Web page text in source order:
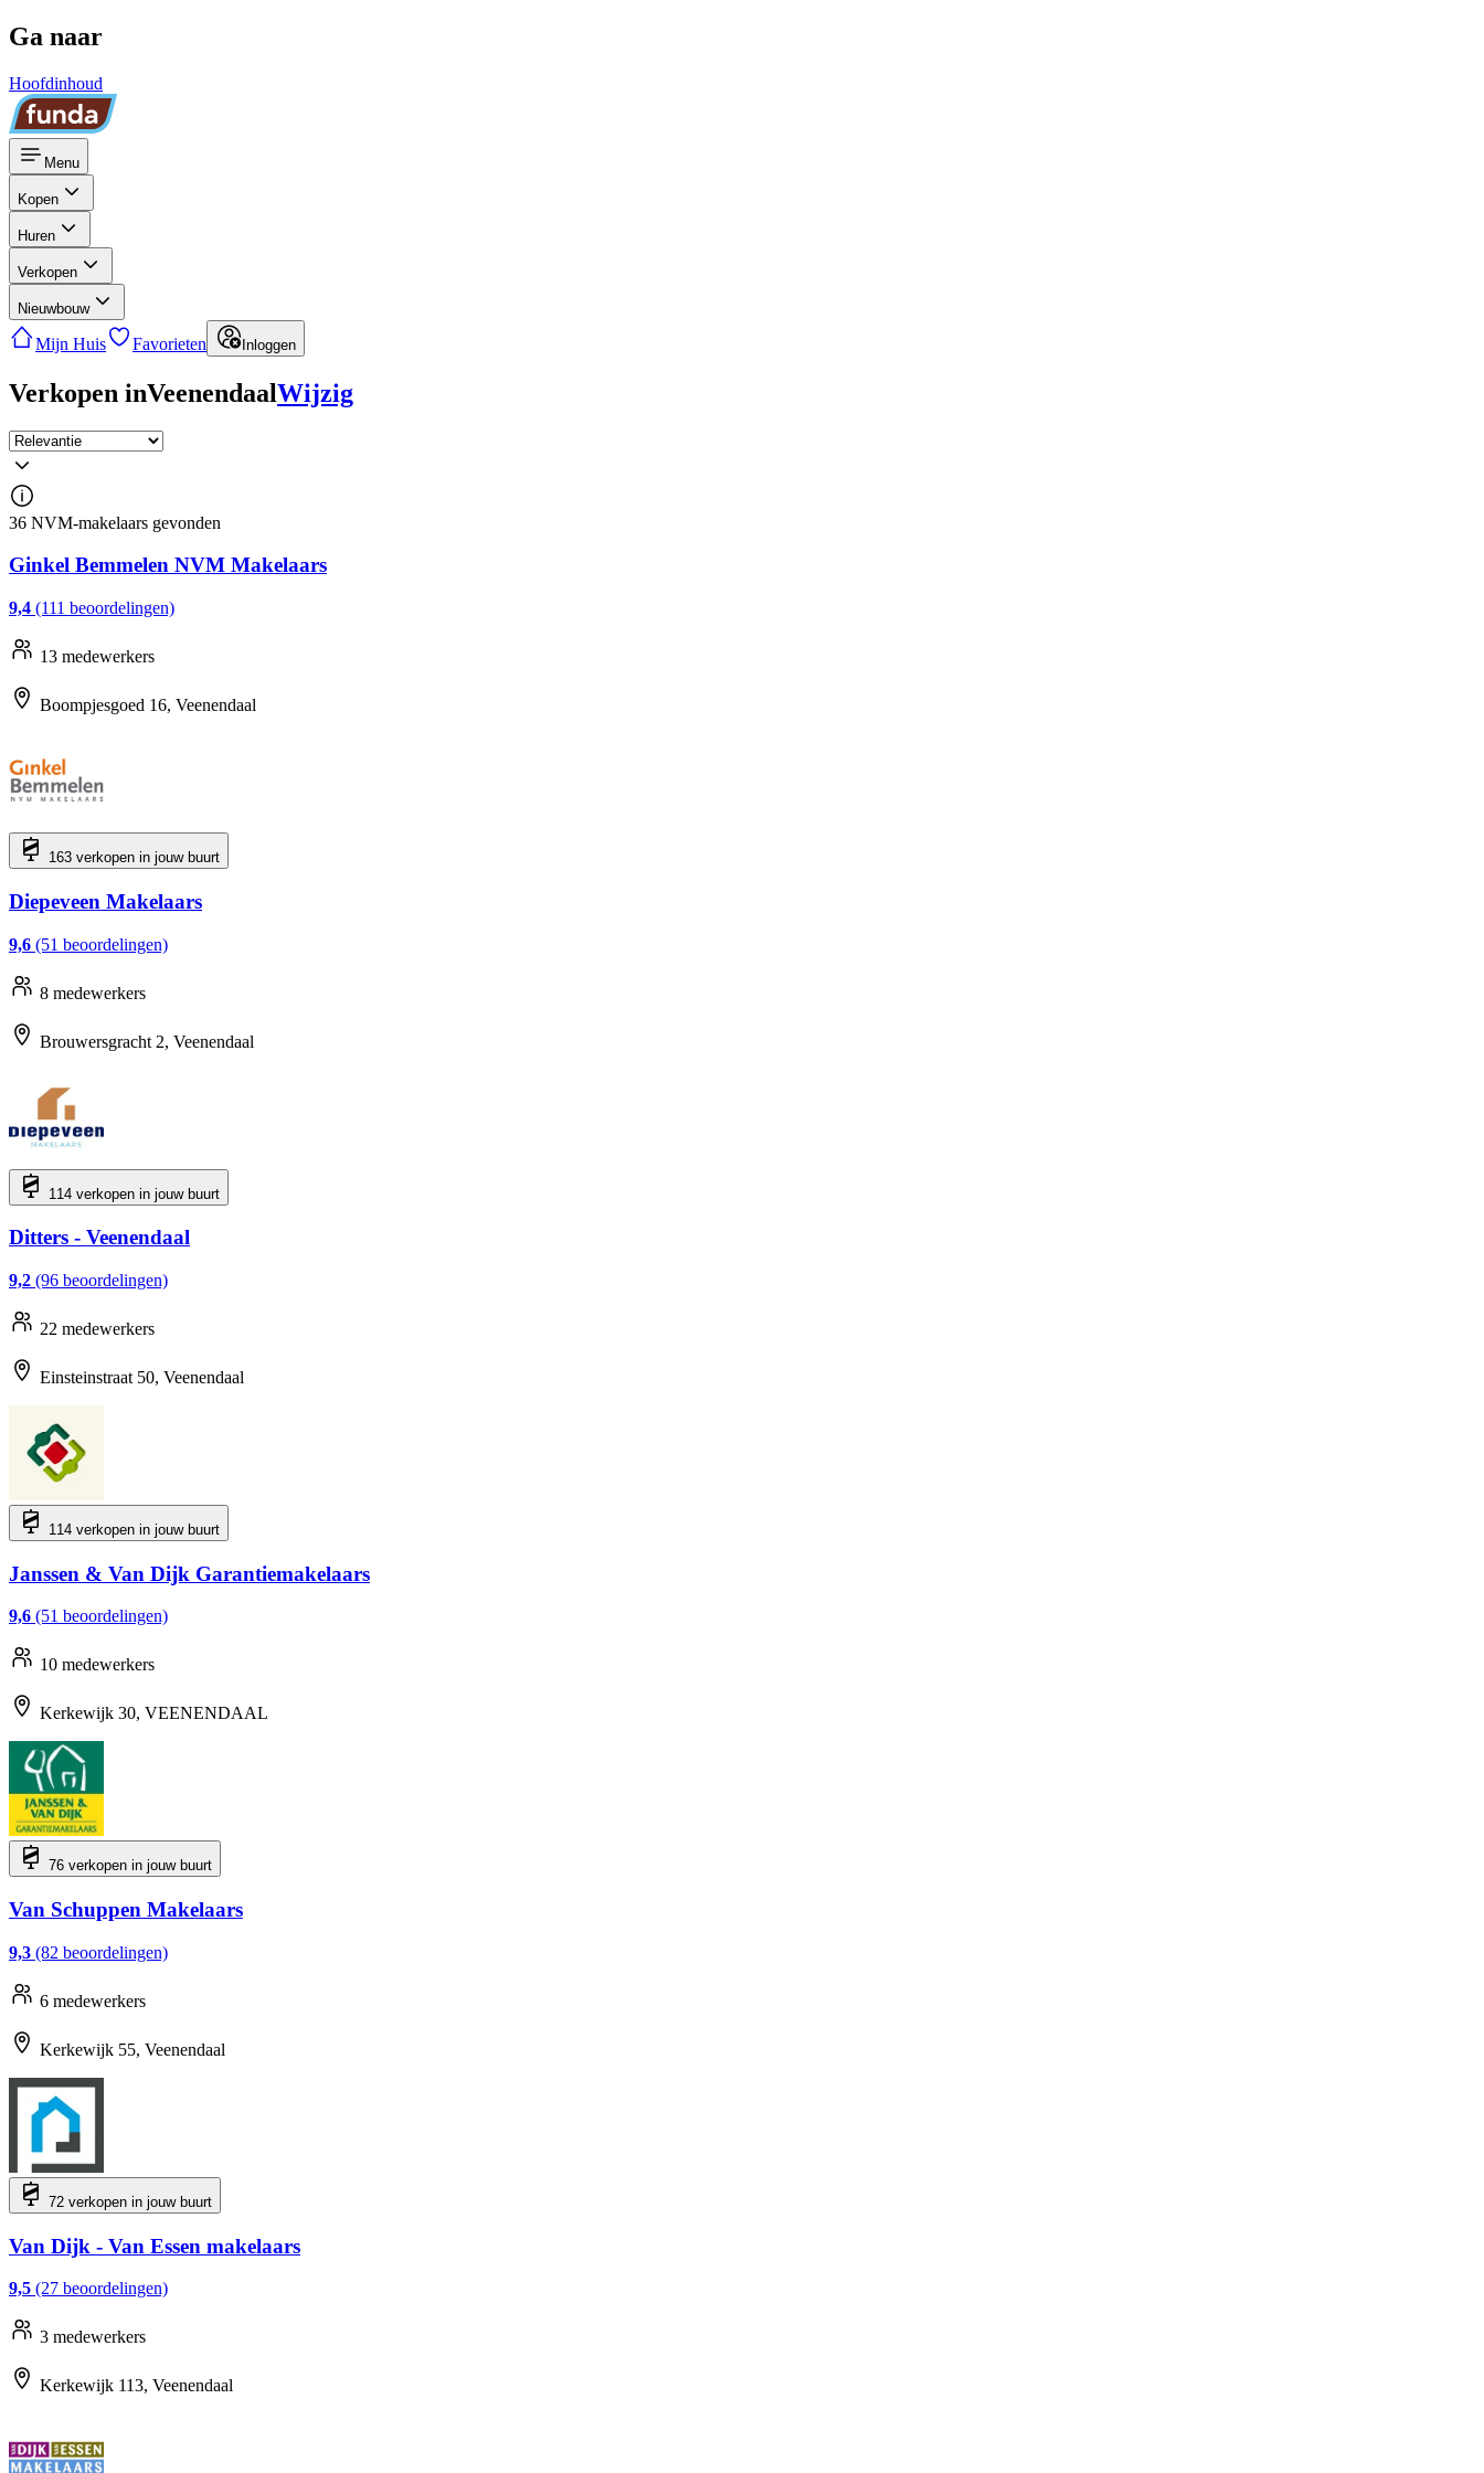
Ga naar
Hoofdinhoud
Menu
Kopen
Huren
Verkopen
Nieuwbouw
Mijn Huis Favorieten Inloggen
Verkopen inVeenendaalWijzig
36 NVM-makelaars gevonden
Ginkel Bemmelen NVM Makelaars
9,4 (111 beoordelingen)
13 medewerkers
Boompjesgoed 16, Veenendaal
163 verkopen in jouw buurt
Diepeveen Makelaars
9,6 (51 beoordelingen)
8 medewerkers
Brouwersgracht 2, Veenendaal
114 verkopen in jouw buurt
Ditters - Veenendaal
9,2 (96 beoordelingen)
22 medewerkers
Einsteinstraat 50, Veenendaal
114 verkopen in jouw buurt
Janssen & Van Dijk Garantiemakelaars
9,6 (51 beoordelingen)
10 medewerkers
Kerkewijk 30, VEENENDAAL
76 verkopen in jouw buurt
Van Schuppen Makelaars
9,3 (82 beoordelingen)
6 medewerkers
Kerkewijk 55, Veenendaal
72 verkopen in jouw buurt
Van Dijk - Van Essen makelaars
9,5 (27 beoordelingen)
3 medewerkers
Kerkewijk 113, Veenendaal